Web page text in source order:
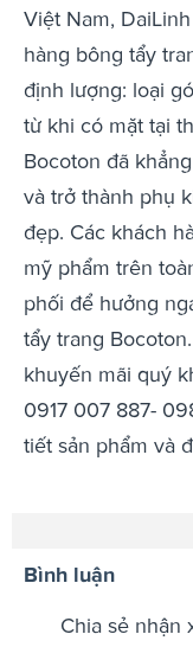
Việt Nam,
hàng bông tẩy
định lượng: loại
từ khi có mặt tại
Bocoton đã
và trở thành phụ
đẹp. Các khách
mỹ phẩm trên
phối để hưởng
tẩy trang
khuyến mãi quý
0917 007 887-
tiết sản phẩm và
Bình luận
Chia sẻ nhận